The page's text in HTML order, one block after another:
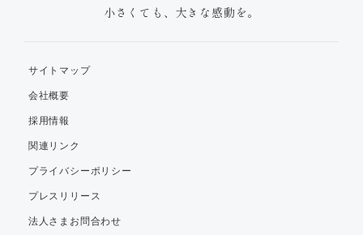
小さくても、大きな感動を。
サイトマップ
会社概要
採用情報
関連リンク
プライバシーポリシー
プレスリリース
法人さまお問合わせ